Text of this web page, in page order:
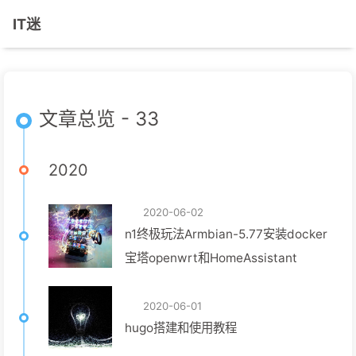
IT迷
文章总览 - 33
2020
2020-06-02
n1终极玩法Armbian-5.77安装docker
宝塔openwrt和HomeAssistant
2020-06-01
hugo搭建和使用教程